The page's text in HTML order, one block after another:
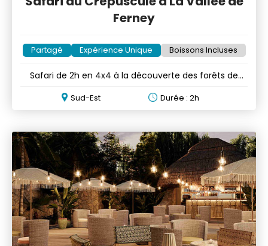
Ferney
Partagé Expérience Unique Boissons Incluses
Safari de 2h en 4x4 à la découverte des forêts de
Sud-Est Durée : 2h